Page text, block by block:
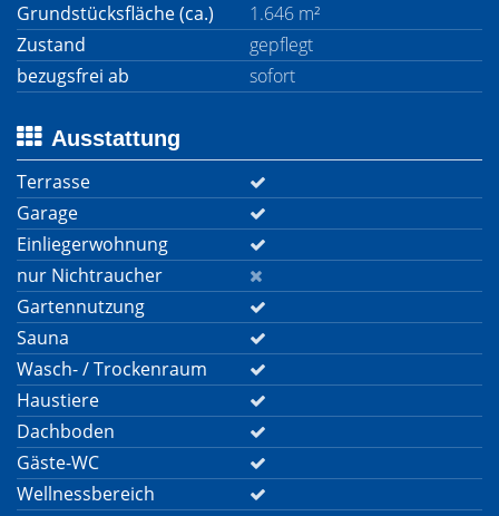
Grundstücksfläche (ca.)
1.646 m²
Zustand
gepflegt
bezugsfrei ab
sofort
Ausstattung
Terrasse
Garage
Einliegerwohnung
nur Nichtraucher
Gartennutzung
Sauna
Wasch- / Trockenraum
Haustiere
Dachboden
Gäste-WC
Wellnessbereich